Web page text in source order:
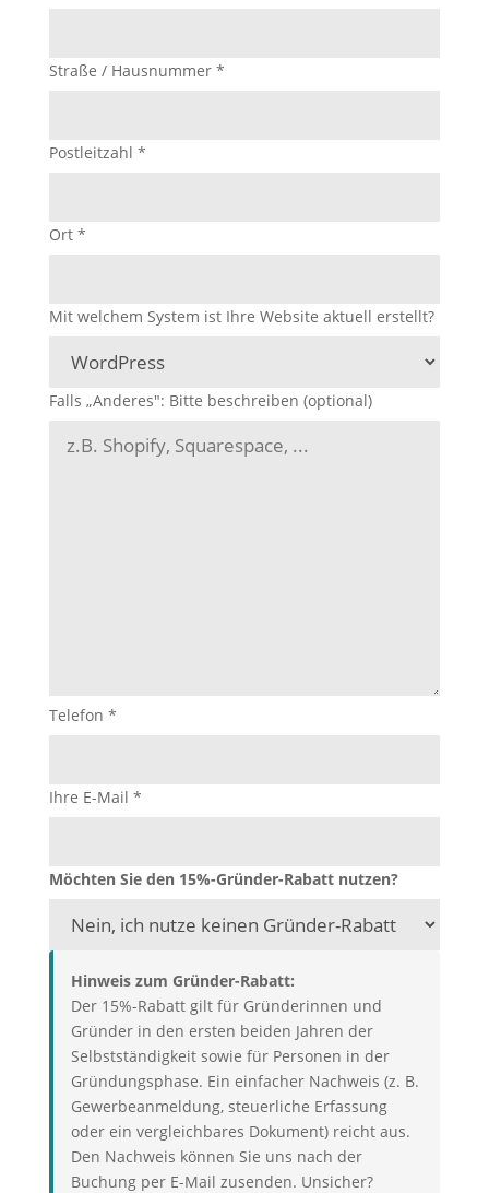
Straße / Hausnummer *
Postleitzahl *
Ort *
Mit welchem System ist Ihre Website aktuell erstellt?
Falls „Anderes": Bitte beschreiben (optional)
Telefon *
Ihre E-Mail *
Möchten Sie den 15%-Gründer-Rabatt nutzen?
Hinweis zum Gründer-Rabatt:
Der 15%-Rabatt gilt für Gründerinnen und
Gründer in den ersten beiden Jahren der
Selbstständigkeit sowie für Personen in der
Gründungsphase. Ein einfacher Nachweis (z. B.
Gewerbeanmeldung, steuerliche Erfassung
oder ein vergleichbares Dokument) reicht aus.
Den Nachweis können Sie uns nach der
Buchung per E-Mail zusenden. Unsicher?